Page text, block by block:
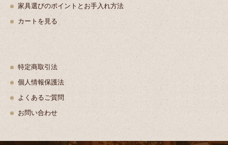
家具選びのポイントとお手入れ方法
カートを見る
特定商取引法
個人情報保護法
よくあるご質問
お問い合わせ